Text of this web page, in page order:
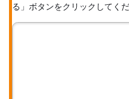
る」ボタンをクリックしてくだ